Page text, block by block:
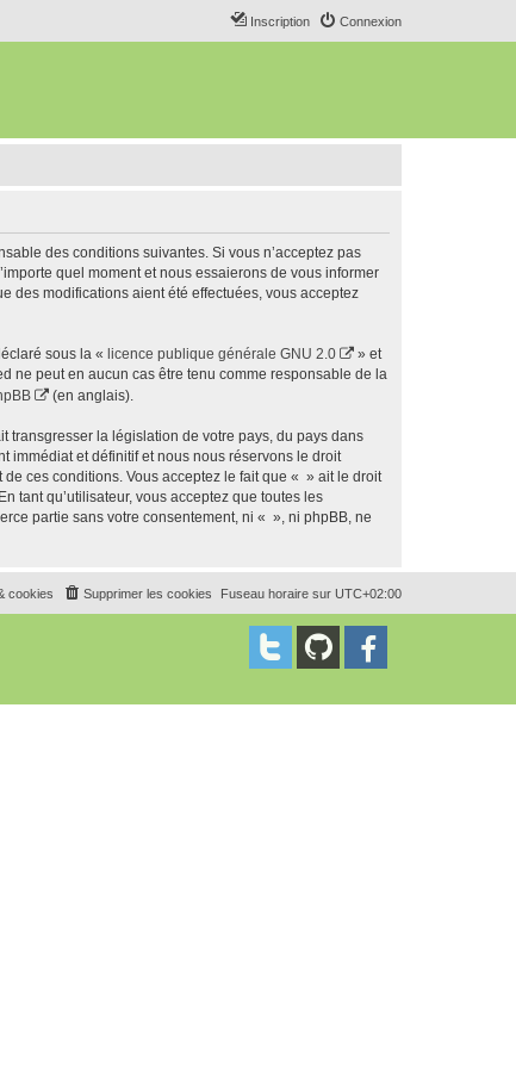
Connexion
Inscription
des conditions suivantes. Si vous n’acceptez pas
quel moment et nous essaierons de vous informer
des modifications aient été effectuées, vous acceptez
sous la « licence publique générale GNU 2.0
» et
ne peut en aucun cas être tenu comme responsable de la
(en anglais).
transgresser la législation de votre pays, du pays dans
immédiat et définitif et nous nous réservons le droit
de ces conditions. Vous acceptez le fait que « » ait le droit
tant qu’utilisateur, vous acceptez que toutes les
partie sans votre consentement, ni « », ni phpBB, ne
Fuseau horaire sur UTC+02:00
Supprimer les cookies
cookies